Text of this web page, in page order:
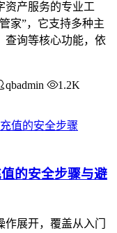
资产服务的专业工
家”，它支持多种主
查询等核心功能，依
qbadmin
1.2K
的安全步骤与避
展开，覆盖从入门